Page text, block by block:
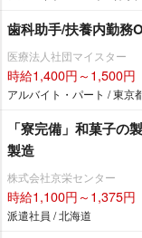
歯科助手/扶養内勤務
医療法人社団マイスター
時給1,400円～1,500円
アルバイト・パート / 東京
「寮完備」和菓子の
製造
株式会社京栄センター
時給1,100円～1,375円
派遣社員 / 北海道